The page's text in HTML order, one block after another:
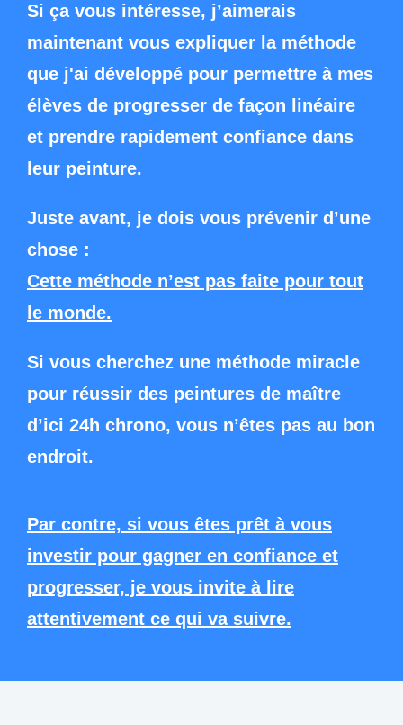
Si ça vous intéresse, j’aimerais
maintenant vous expliquer la méthode
que j'ai développé pour permettre à mes
élèves de progresser de façon linéaire
et prendre rapidement confiance dans
leur peinture.
Juste avant, je dois vous prévenir d’une
chose :
Cette méthode n’est pas faite pour tout
le monde.
Si vous cherchez une méthode miracle
pour réussir des peintures de maître
d’ici 24h chrono, vous n’êtes pas au bon
endroit.
Par contre, si vous êtes prêt à vous
investir pour gagner en confiance et
progresser, je vous invite à lire
attentivement ce qui va suivre.